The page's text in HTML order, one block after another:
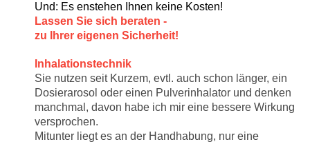
Und: Es enstehen Ihnen keine Kosten!
Lassen Sie sich beraten -
zu Ihrer eigenen Sicherheit!
Inhalationstechnik
Sie nutzen seit Kurzem, evtl. auch schon länger, ein
Dosierarosol oder einen Pulverinhalator und denken
manchmal, davon habe ich mir eine bessere Wirkung
versprochen.
Mitunter liegt es an der Handhabung, nur eine